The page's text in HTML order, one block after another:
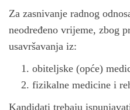
Za zasnivanje radnog
neodređeno vrijeme, zbog
usavršavanja iz:
obiteljske (opće)
fizikalne medicine i
Kandidati trebaju